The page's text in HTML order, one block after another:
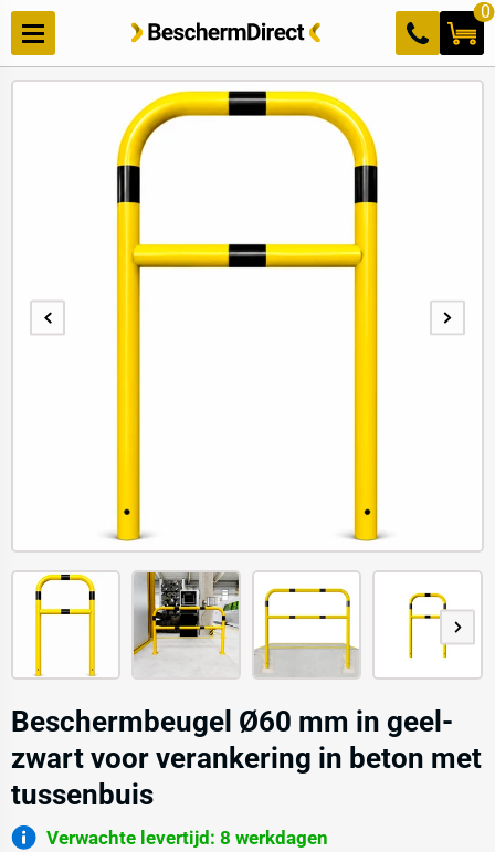
Meteen
naar de
content
0
Beschermbeugel Ø60 mm in geel-
zwart voor verankering in beton met
tussenbuis
Verwachte levertijd: 8 werkdagen